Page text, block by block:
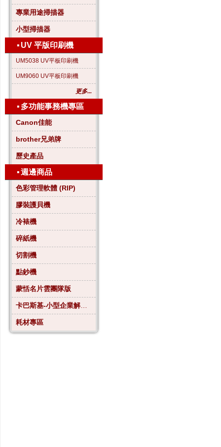
專業用途掃描器
小型掃描器
▪ UV 平版印刷機
UM5038 UV平板印刷機
UM9060 UV平板印刷機
更多...
▪ 多功能事務機專區
Canon佳能
brother兄弟牌
歷史產品
▪週邊商品
色彩管理軟體 (RIP)
膠裝護貝機
冷裱機
碎紙機
切割機
點鈔機
蒙恬名片雲團隊版
卡巴斯基-小型企業解決方案4
耗材專區